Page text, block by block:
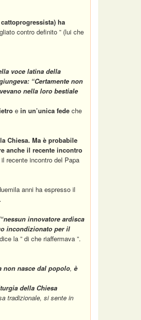
) ha
contro definito ” (lui che
voce latina della
“Certamente non
nella loro bestiale
e in un’unica fede che
Chiesa. Ma è probabile
anche il recente incontro
recente incontro del Papa
anni ha espresso il
nessun innovatore ardisca
incondizionato per il
la ” di che riaffermava ”.
non nasce dal popolo, è
della Chiesa
tradizionale, si sente in